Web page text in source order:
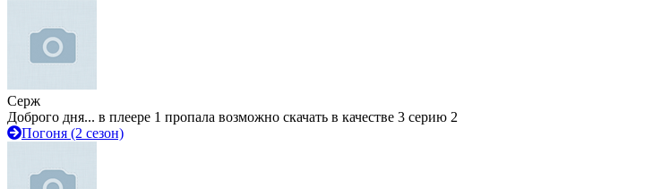
Серж
Доброго дня... в плеере 1 пропала возможно скачать в качестве 3 серию 2
Погоня (2 сезон)